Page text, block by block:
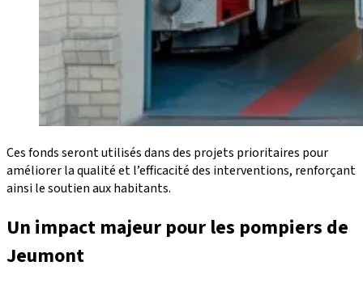
Ces fonds seront utilisés dans des projets prioritaires pour
améliorer la qualité et l’efficacité des interventions, renforçant
ainsi le soutien aux habitants.
Un impact majeur pour les pompiers de
Jeumont